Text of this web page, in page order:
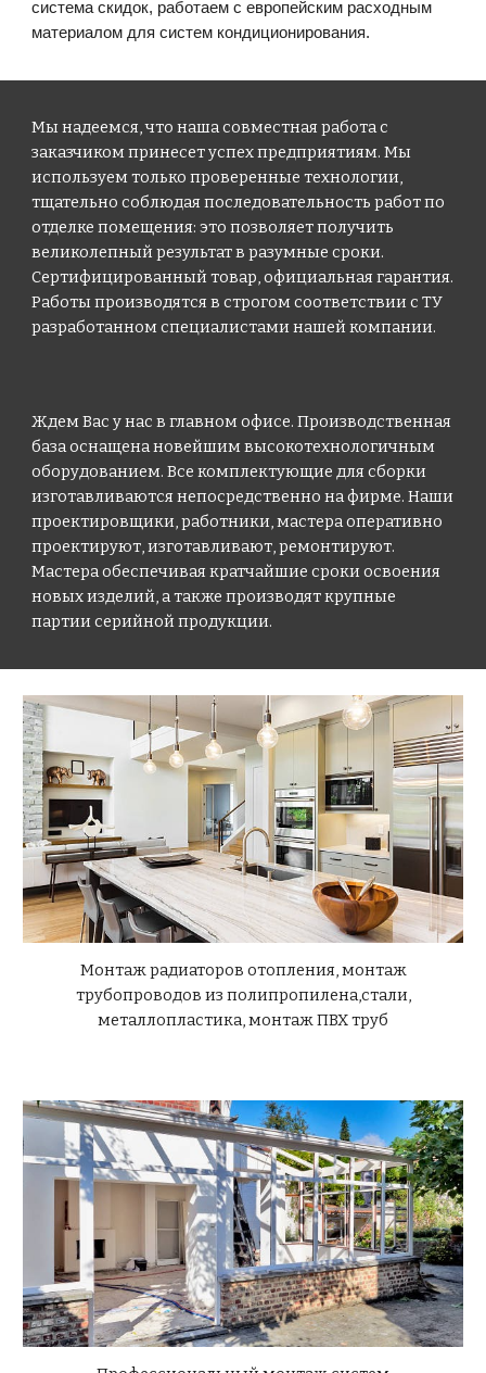
система скидок, работаем с европейским расходным
материалом для систем кондиционирования.
Мы надеемся, что наша совместная работа с
заказчиком принесет успех предприятиям. Мы
используем только проверенные технологии,
тщательно соблюдая последовательность работ по
отделке помещения: это позволяет получить
великолепный результат в разумные сроки.
Сертифицированный товар, официальная гарантия.
Работы производятся в строгом соответствии с ТУ
разработанном специалистами нашей компании.
Ждем Вас у нас в главном офисе. Производственная
база оснащена новейшим высокотехнологичным
оборудованием. Все комплектующие для сборки
изготавливаются непосредственно на фирме. Наши
проектировщики, работники, мастера оперативно
проектируют, изготавливают, ремонтируют.
Мастера обеспечивая кратчайшие сроки освоения
новых изделий, а также производят крупные
партии серийной продукции.
Монтаж радиаторов отопления, монтаж
трубопроводов из полипропилена,стали,
металлопластика, монтаж ПВХ труб